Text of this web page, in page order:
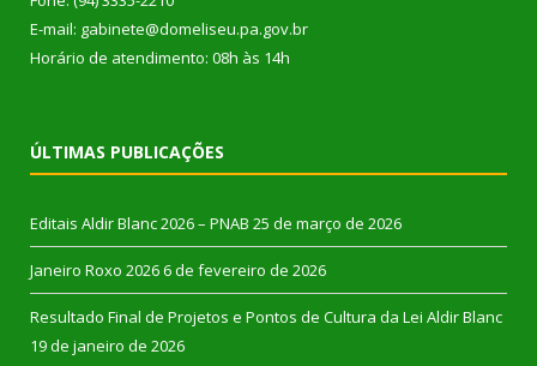
E-mail: gabinete@domeliseu.pa.gov.br
Horário de atendimento: 08h às 14h
ÚLTIMAS PUBLICAÇÕES
Editais Aldir Blanc 2026 – PNAB 25 de março de 2026
Janeiro Roxo 2026 6 de fevereiro de 2026
Resultado Final de Projetos e Pontos de Cultura da Lei Aldir Blanc
19 de janeiro de 2026